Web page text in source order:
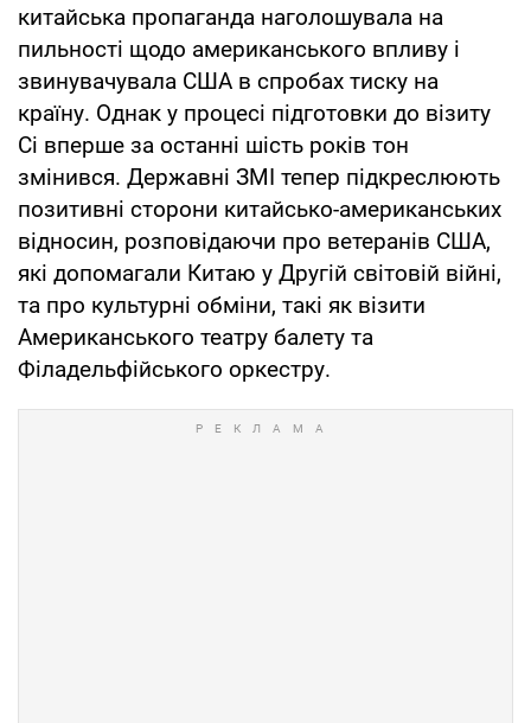
китайська пропаганда наголошувала на
пильності щодо американського впливу і
звинувачувала США в спробах тиску на
країну. Однак у процесі підготовки до візиту
Сі вперше за останні шість років тон
змінився. Державні ЗМІ тепер підкреслюють
позитивні сторони китайсько-американських
відносин, розповідаючи про ветеранів США,
які допомагали Китаю у Другій світовій війні,
та про культурні обміни, такі як візити
Американського театру балету та
Філадельфійського оркестру.